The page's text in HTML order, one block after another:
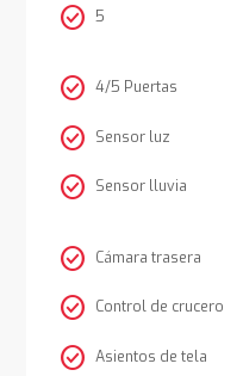
check_circle 5
check_circle 4/5 Puertas
check_circle Sensor luz
check_circle Sensor lluvia
check_circle Cámara trasera
check_circle Control de crucero
check_circle Asientos de tela